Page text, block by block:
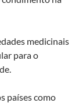
medicinais
para o
países como